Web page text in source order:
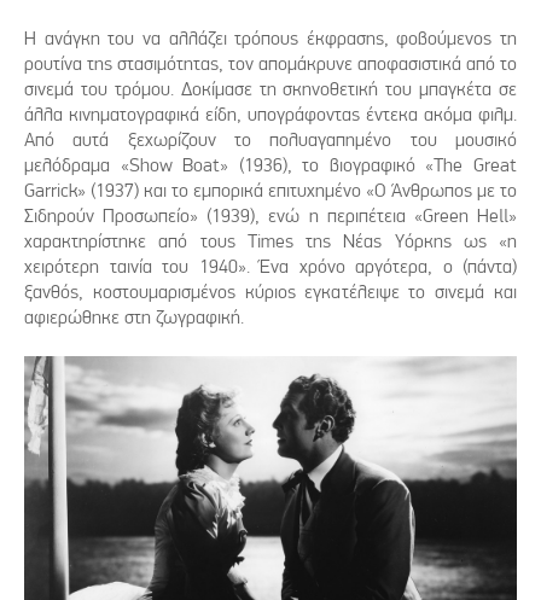
Η ανάγκη του να αλλάζει τρόπους έκφρασης, φοβούμενος τη
ρουτίνα της στασιμότητας, τον απομάκρυνε αποφασιστικά από το
σινεμά του τρόμου. Δοκίμασε τη σκηνοθετική του μπαγκέτα σε
άλλα κινηματογραφικά είδη, υπογράφοντας έντεκα ακόμα φιλμ.
Από αυτά ξεχωρίζουν το πολυαγαπημένο του μουσικό
μελόδραμα «Show Boat» (1936), το βιογραφικό «The Great
Garrick» (1937) και το εμπορικά επιτυχημένο «Ο Άνθρωπος με το
Σιδηρούν Προσωπείο» (1939), ενώ η περιπέτεια «Green Hell»
χαρακτηρίστηκε από τους Times της Νέας Υόρκης ως «η
χειρότερη ταινία του 1940». Ένα χρόνο αργότερα, ο (πάντα)
ξανθός, κοστουμαρισμένος κύριος εγκατέλειψε το σινεμά και
αφιερώθηκε στη ζωγραφική.